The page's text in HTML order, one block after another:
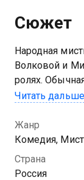
Сюжет
Народная
Волковой и
ролях.
помощью
Дарина видит
Петровна
подростка
супруг
Читать дальше
Жанр
Комедия,
Страна
Россия